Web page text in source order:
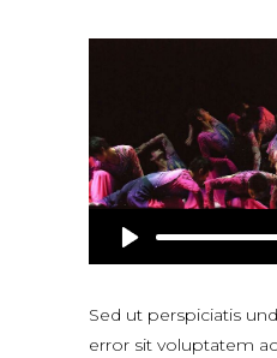
Lecteur
audio
Sed ut perspiciatis
error sit voluptatem